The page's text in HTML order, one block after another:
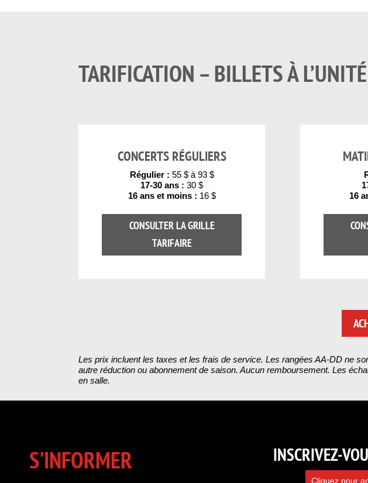
TARIFICATION – BILLETS À L’UNITÉ
CONCERTS RÉGULIERS
Régulier : 55 $ à 93 $
17-30 ans : 30 $
16 ans et moins : 16 $
CONSULTER LA GRILLE
TARIFAIRE
16
Les prix incluent les taxes et les frais de service. Les rangées AA-DD ne
autre réduction ou abonnement de saison. Aucun remboursement. Les
en salle.
S'INFORMER
INSCRIVEZ-
Cliquez pour